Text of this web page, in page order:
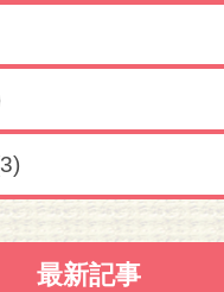
最新記事